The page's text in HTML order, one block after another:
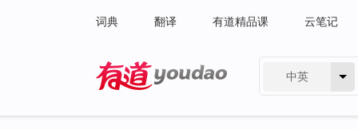
词典 翻译 有道精品课 云笔记
中英